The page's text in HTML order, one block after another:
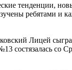
тенденции,
ребятами и
Лицей
состязалась со